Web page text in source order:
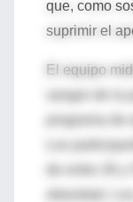
que, como
suprimir el
El equipo
sangre de la
programa